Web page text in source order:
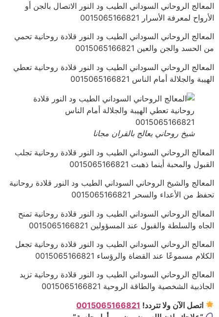
المعالج الروحاني السوداني الطيب ود النور الاتصال بالجن أو
الأرواح لمعرفة الأسرار 0015065166821
المعالج الروحاني السوداني الطيب ود النور قلادة روحانية تحمي
من الحسد والجن والعين 0015065166821
المعالج الروحاني السوداني الطيب ود النور قلادة روحانية تعطي
الهيبة والجلالة أمام الناس 0015065166821
شيخ روحاني يعالج بالقران مجانا
المعالج الروحاني السوداني الطيب ود النور قلادة روحانية تجلب
القبول والمحبة أينما ذهبت 0015065166821
المعالج والشيخ الروحاني السوداني الطيب ود النور قلادة روحانية
تحفظ من الأعداء والسحر 0015065166821
المعالج الروحاني السوداني الطيب ود النور قلادة روحانية تمنح
الجاه والسلطة والقبول عند المسؤولين 0015065166821
المعالج الروحاني السوداني الطيب ود النور قلادة روحانية تجعل
الكلام مسموعًا عند القضاة والرؤساء 0015065166821
المعالج الروحاني السوداني الطيب ود النور قلادة روحانية تزيد
الجاذبية الشخصية والطاقة الروحية 0015065166821
اتصل الآن ولا تتردد! 0015065166821